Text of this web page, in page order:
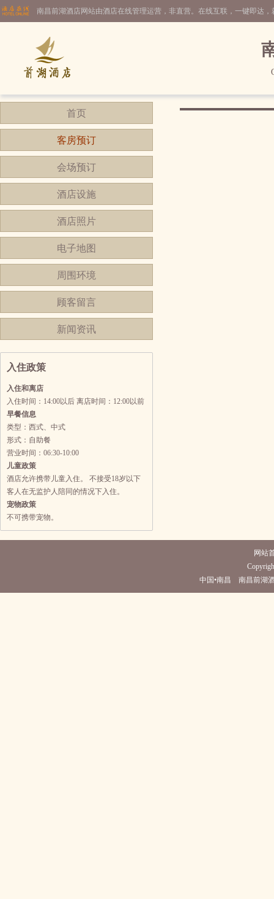
南昌前湖酒店网站由酒店在线管理运营，非直营。在线互联，一键即达，
首页
客房预订
会场预订
酒店设施
酒店照片
电子地图
周围环境
顾客留言
新闻资讯
入住政策
入住和离店
入住时间：14:00以后 离店时间：12:00以前
早餐信息
类型：西式、中式
形式：自助餐
营业时间：06:30-10:00
儿童政策
酒店允许携带儿童入住。 不接受18岁以下
客人在无监护人陪同的情况下入住。
宠物政策
不可携带宠物。
网站
中国•南昌 南昌前湖酒